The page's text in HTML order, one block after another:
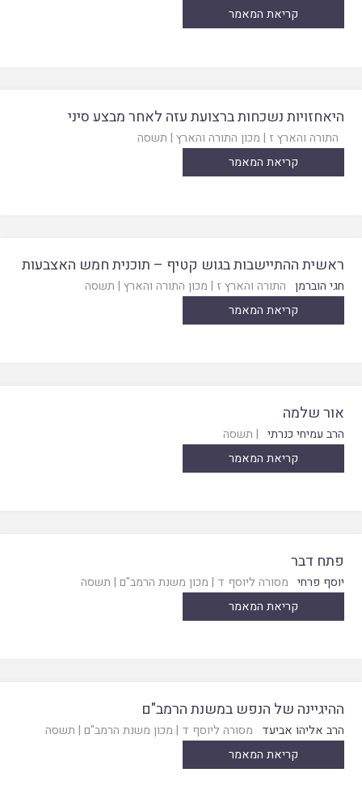
קריאת המאמר
היאחזויות נשכחות ברצועת עזה לאחר מבצע סיני
התורה והארץ ז | מכון התורה והארץ | תשסה
קריאת המאמר
ראשית ההתיישבות בגוש קטיף – תוכנית חמש האצבעות
חגי הוברמן התורה והארץ ז | מכון התורה והארץ | תשסה
קריאת המאמר
אור שלמה
הרב עמיחי כנרתי | תשסה
קריאת המאמר
פתח דבר
יוסף פרחי מסורה ליוסף ד | מכון משנת הרמב"ם | תשסה
קריאת המאמר
ההיגיינה של הנפש במשנת הרמב"ם
הרב אליהו אביעד מסורה ליוסף ד | מכון משנת הרמב"ם | תשסה
קריאת המאמר